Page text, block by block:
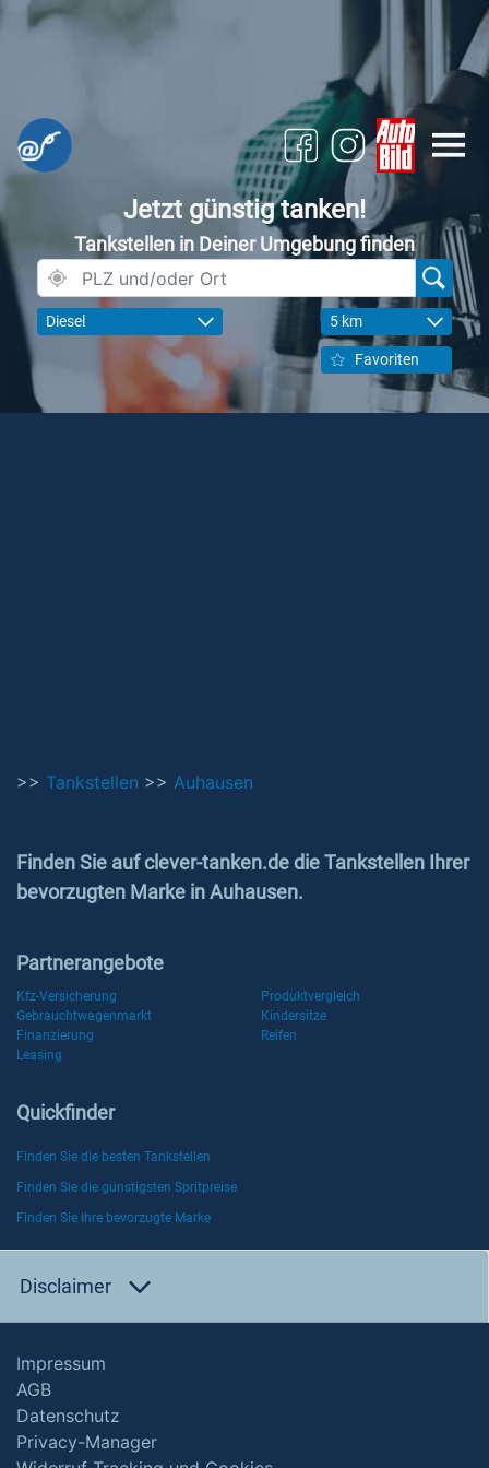
Jetzt günstig tanken!
Tankstellen in Deiner Umgebung finden
Diesel 5 km
Favoriten
>> Tankstellen >> Auhausen
Finden Sie auf clever-tanken.de die Tankstellen Ihrer
bevorzugten Marke in Auhausen.
Partnerangebote
Kfz-Versicherung
Produktvergleich
Gebrauchtwagenmarkt
Kindersitze
Finanzierung
Reifen
Leasing
Quickfinder
Finden Sie die besten Tankstellen
Finden Sie die günstigsten Spritpreise
Finden Sie Ihre bevorzugte Marke
Disclaimer
Impressum
AGB
Datenschutz
Privacy-Manager